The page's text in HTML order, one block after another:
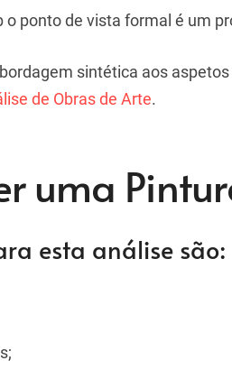
o ponto de vista formal é um
sintética aos
de Obras de Arte.
uma
esta análise são: